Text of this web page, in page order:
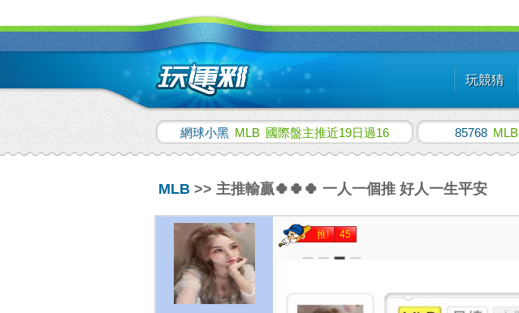
玩競猜
網球小黑 MLB 國際盤主推近19日過16 85768 MLB
MLB >> 主推輸贏🍀🍀🍀 一人一個推 好人一生平安
推! 45